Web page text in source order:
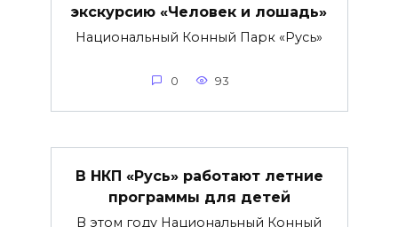
экскурсию «Человек и лошадь»
Национальный Конный Парк «Русь»
0 93
В НКП «Русь» работают летние
программы для детей
В этом году Национальный Конный